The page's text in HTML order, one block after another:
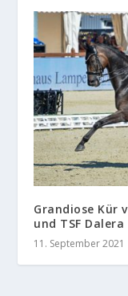
Grandiose Kür
und TSF Dalera
11. September 2021